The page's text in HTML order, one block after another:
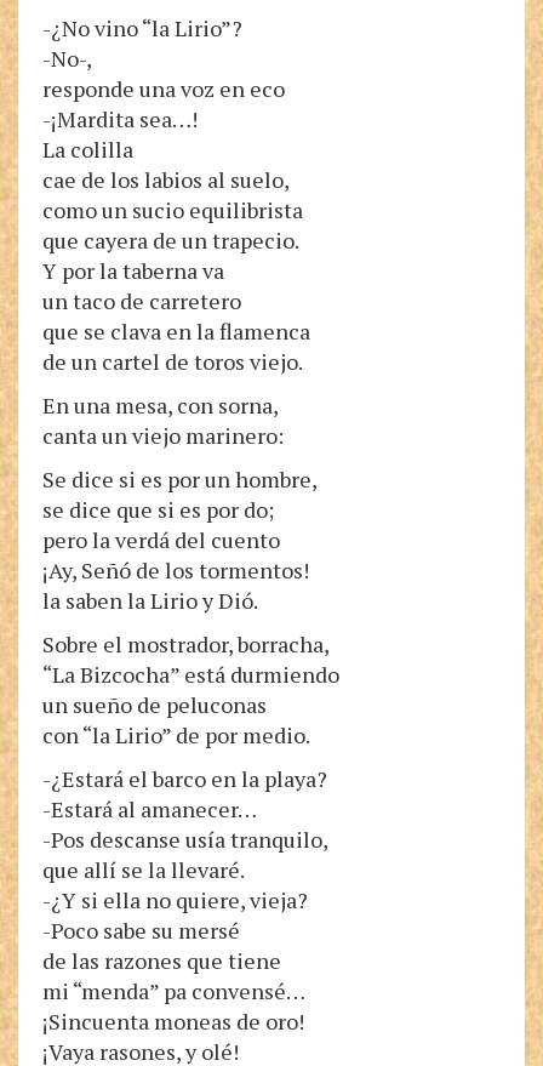
-¿No vino “la Lirio”?
-No-,
responde una voz en eco
-¡Mardita sea…!
La colilla
cae de los labios al suelo,
como un sucio equilibrista
que cayera de un trapecio.
Y por la taberna va
un taco de carretero
que se clava en la flamenca
de un cartel de toros viejo.
En una mesa, con sorna,
canta un viejo marinero:
Se dice si es por un hombre,
se dice que si es por do;
pero la verdá del cuento
¡Ay, Señó de los tormentos!
la saben la Lirio y Dió.
Sobre el mostrador, borracha,
“La Bizcocha” está durmiendo
un sueño de peluconas
con “la Lirio” de por medio.
-¿Estará el barco en la playa?
-Estará al amanecer…
-Pos descanse usía tranquilo,
que allí se la llevaré.
-¿Y si ella no quiere, vieja?
-Poco sabe su mersé
de las razones que tiene
mi “menda” pa convensé…
¡Sincuenta moneas de oro!
¡Vaya rasones, y olé!